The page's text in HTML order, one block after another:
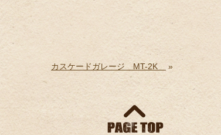
カスケードガレージ MT-2K »